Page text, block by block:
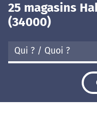
25 magasins
(34000)